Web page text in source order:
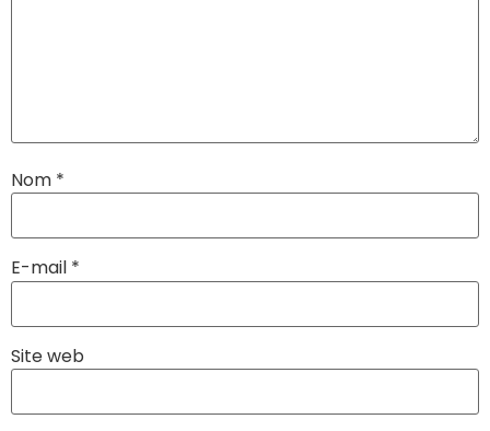
Nom *
E-mail *
Site web